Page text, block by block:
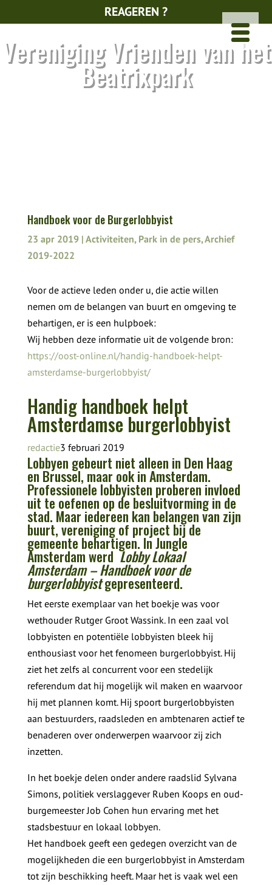
REAGEREN ?
Vereniging Vrienden van het
Beatrixpark
Handboek voor de Burgerlobbyist
23 apr 2019| Activiteiten, Park in de pers,Archief
2019-2022
Voor de actieve leden onder u, die actie willen
nemen om de belangen van buurt en omgeving te
behartigen, er is een hulpboek:
Wij hebben deze informatie uit de volgende bron:
https://oost-online.nl/handig-handboek-helpt-
amsterdamse-burgerlobbyist/
Handig handboek helpt
Amsterdamse burgerlobbyist
redactie3 februari 2019
Lobbyen gebeurt niet alleen in Den Haag
en Brussel, maar ook in Amsterdam.
Professionele lobbyisten proberen invloed
uit te oefenen op de besluitvorming in de
stad. Maar iedereen kan belangen van zijn
buurt, vereniging of project bij de
gemeente behartigen. In Jungle
Amsterdam werdLobby Lokaal
Amsterdam – Handboek voor de
burgerlobbyistgepresenteerd.
Het eerste exemplaar van het boekje was voor
wethouder Rutger Groot Wassink. In een zaal vol
lobbyisten en potentiële lobbyisten bleek hij
enthousiast voor het fenomeen burgerlobbyist. Hij
ziet het zelfs al concurrent voor een stedelijk
referendum dat hij mogelijk wil maken en waarvoor
hij met plannen komt. Hij spoort burgerlobbyisten
aan bestuurders, raadsleden en ambtenaren actief te
benaderen over onderwerpen waarvoor zij zich
inzetten.
In het boekje delen onder andere raadslid Sylvana
Simons, politiek verslaggever Ruben Koops en oud-
burgemeester Job Cohen hun ervaring met het
stadsbestuur en lokaal lobbyen.
Het handboek geeft een gedegen overzicht van de
mogelijkheden die een burgerlobbyist in Amsterdam
tot zijn beschikking heeft. Maar het is vaak wel een